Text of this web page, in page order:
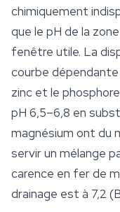
chimiquement
que le pH de la
fenêtre utile. La
courbe dépendante
zinc et le
pH 6,5–6,8 en
magnésium ont du
servir un mélange
carence en fer de
drainage est à 7,2